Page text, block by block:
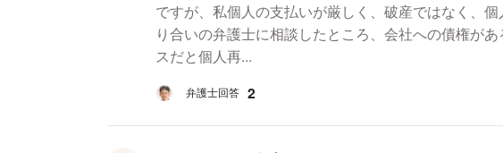
ですが、私個人の支払いが厳しく、破産ではなく、
り合いの弁護士に相談したところ、会社への債権が
スだと個人再...
弁護士回答 2